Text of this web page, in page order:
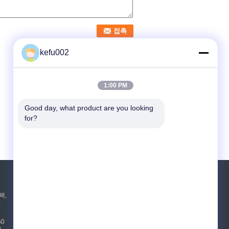
,
kefu002
1:00 PM
Good day, what product are you looking
for?